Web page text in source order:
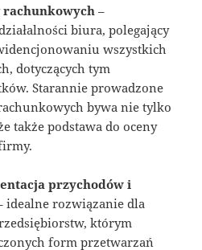
rachunkowych –
biura, polegający
wszystkich
dotyczących tym
Starannie prowadzone
bywa nie tylko
także podstawa do oceny
przychodów i
idealne rozwiązanie dla
którym
form przetwarzań